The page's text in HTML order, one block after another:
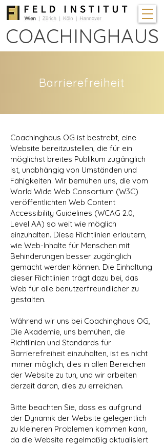
COACHINGHAUS
Barrierefreiheit
Coachinghaus OG ist bestrebt, eine
Website bereitzustellen, die für ein
möglichst breites Publikum zugänglich
ist, unabhängig von Umständen und
Fähigkeiten. Wir bemühen uns, die vom
World Wide Web Consortium (W3C)
veröffentlichten Web Content
Accessibility Guidelines (WCAG 2.0,
Level AA) so weit wie möglich
einzuhalten. Diese Richtlinien erläutern,
wie Web-Inhalte für Menschen mit
Behinderungen besser zugänglich
gemacht werden können. Die Einhaltung
dieser Richtlinien trägt dazu bei, das
Web für alle benutzerfreundlicher zu
gestalten.
Während wir uns bei Coachinghaus OG,
Die Akademie, uns bemühen, die
Richtlinien und Standards für
Barrierefreiheit einzuhalten, ist es nicht
immer möglich, dies in allen Bereichen
der Website zu tun, und wir arbeiten
derzeit daran, dies zu erreichen.
Bitte beachten Sie, dass es aufgrund
der Dynamik der Website gelegentlich
zu kleineren Problemen kommen kann,
da die Website regelmäßig aktualisiert